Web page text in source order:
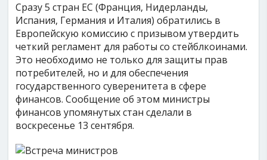
Сразу 5 стран ЕС (Франция, Нидерланды,
Испания, Германия и Италия) обратились в
Европейскую комиссию с призывом утвердить
четкий регламент для работы со стейблкоинами.
Это необходимо не только для защиты прав
потребителей, но и для обеспечения
государственного суверенитета в сфере
финансов. Сообщение об этом министры
финансов упомянутых стан сделали в
воскресенье 13 сентября.